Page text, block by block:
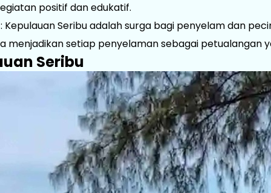
positif dan edukatif.
Kepulauan Seribu adalah surga bagi penyelam dan
menjadikan setiap penyelaman sebagai petualangan
Seribu